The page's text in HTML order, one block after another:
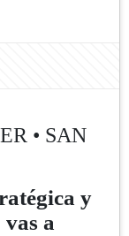
• SAN
y
a